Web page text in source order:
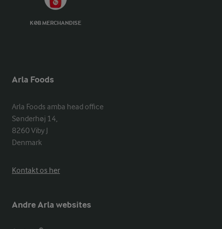
KØB MERCHANDISE
Arla Foods
Arla Foods amba head office
Sønderhøj 14,
8260 Viby J
Denmark
Kontakt os her
Andre Arla websites